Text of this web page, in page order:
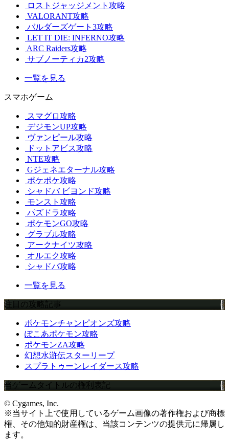
ロストジャッジメント攻略
VALORANT攻略
バルダーズゲート3攻略
LET IT DIE: INFERNO攻略
ARC Raiders攻略
サブノーティカ2攻略
一覧を見る
スマホゲーム
スマグロ攻略
デジモンUP攻略
ヴァンピール攻略
ドットアビス攻略
NTE攻略
Gジェネエターナル攻略
ポケポケ攻略
シャドバ ビヨンド攻略
モンスト攻略
パズドラ攻略
ポケモンGO攻略
グラブル攻略
アークナイツ攻略
オルエク攻略
シャドバ攻略
一覧を見る
注目の攻略記事
ポケモンチャンピオンズ攻略
ぽこあポケモン攻略
ポケモンZA攻略
幻想水滸伝スターリープ
スプラトゥーンレイダース攻略
当ゲームタイトルの権利表記
© Cygames, Inc.
※当サイト上で使用しているゲーム画像の著作権および商標
権、その他知的財産権は、当該コンテンツの提供元に帰属し
ます。